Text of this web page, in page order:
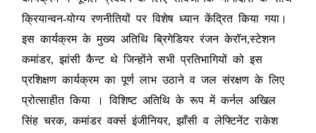
क्रियान्वन-योग्य रणनीतियों पर विशेष ध्यान केंद्रित किया गया।
इस कार्यक्रम के मुख्य अतिथि ब्रिगेडियर रंजन केरॉन,स्टेशन
कमांडर, झांसी कैन्ट थे जिन्होंने सभी प्रतिभागियों को इस
प्रशिक्षण कार्यक्रम का पूर्ण लाभ उठाने व जल संरक्षण के लिए
प्रोत्साहीत किया । विशिष्ट अतिथि के रूप में कर्नल अखिल
सिंह चरक, कमांडर वर्क्स इंजीनियर, झाँसी व लेफ्टिनेंट राकेश